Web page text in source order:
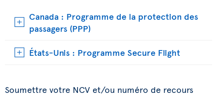
Canada : Programme de la protection des
passagers (PPP)
États-Unis : Programme Secure Flight
Soumettre votre NCV et/ou numéro de recours